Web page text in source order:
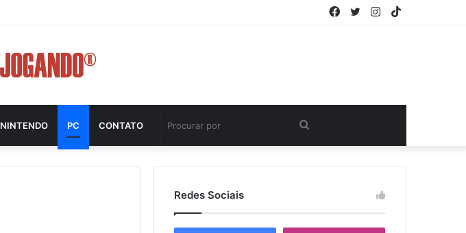
Instagram
Twitter
Facebook
NINTENDO PC CONTATO Procurar
por
Redes Sociais